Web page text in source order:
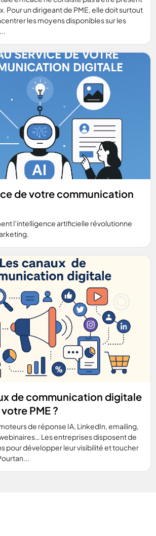
Pour un dirigeant de PME, elle doit surtout
les moyens disponibles sur les
de votre communication
l’intelligence artificielle révolutionne
de communication digitale
PME ?
de réponse IA, LinkedIn, emailing,
Les entreprises disposent de
pour développer leur visibilité et toucher